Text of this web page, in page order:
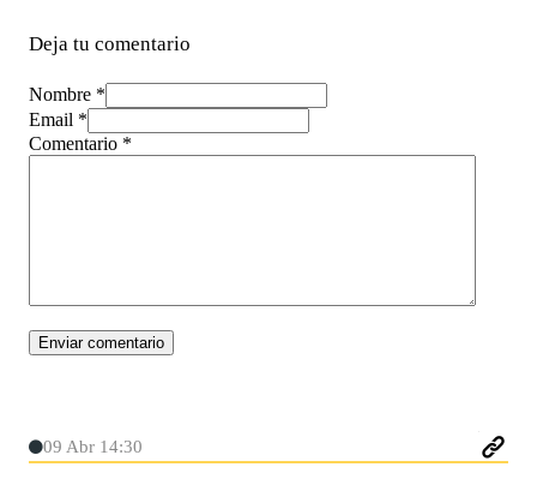
Deja tu comentario
Nombre *
Email *
Comentario *
09 Abr 14:30